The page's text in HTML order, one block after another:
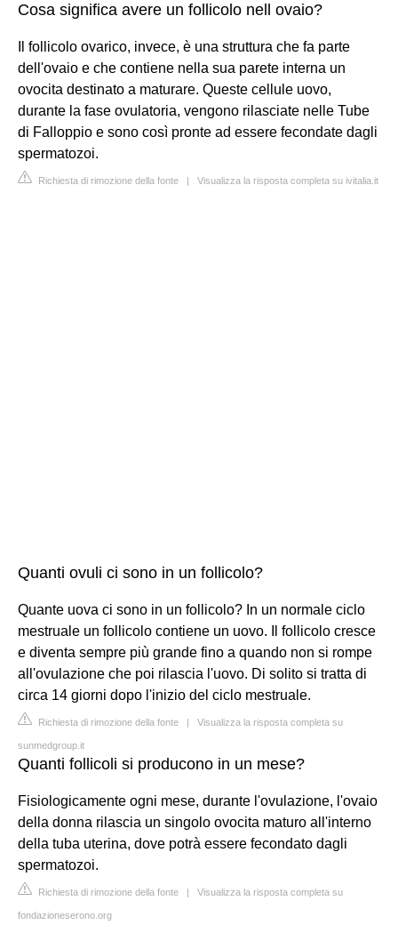
Cosa significa avere un follicolo nell ovaio?
Il follicolo ovarico, invece, è una struttura che fa parte
dell'ovaio e che contiene nella sua parete interna un
ovocita destinato a maturare. Queste cellule uovo,
durante la fase ovulatoria, vengono rilasciate nelle Tube
di Falloppio e sono così pronte ad essere fecondate dagli
spermatozoi.
Richiesta di rimozione della fonte | Visualizza la risposta completa su ivitalia.it
Quanti ovuli ci sono in un follicolo?
Quante uova ci sono in un follicolo? In un normale ciclo
mestruale un follicolo contiene un uovo. Il follicolo cresce
e diventa sempre più grande fino a quando non si rompe
all'ovulazione che poi rilascia l'uovo. Di solito si tratta di
circa 14 giorni dopo l'inizio del ciclo mestruale.
Richiesta di rimozione della fonte | Visualizza la risposta completa su
sunmedgroup.it
Quanti follicoli si producono in un mese?
Fisiologicamente ogni mese, durante l'ovulazione, l'ovaio
della donna rilascia un singolo ovocita maturo all'interno
della tuba uterina, dove potrà essere fecondato dagli
spermatozoi.
Richiesta di rimozione della fonte | Visualizza la risposta completa su
fondazioneserono.org